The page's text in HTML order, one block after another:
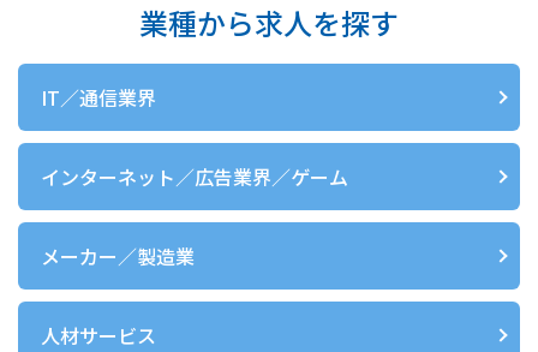
業種から求人を探す
IT／通信業界
インターネット／広告業界／ゲーム
メーカー／製造業
人材サービス